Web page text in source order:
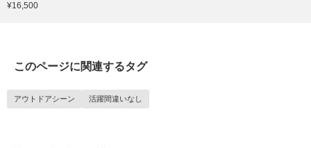
¥16,500
このページに関連するタグ
アウトドアシーン 活躍間違いなし